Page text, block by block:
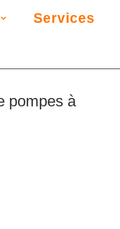
Services
pompes à